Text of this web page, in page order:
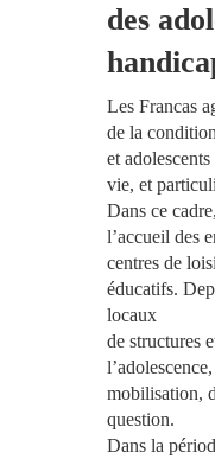
des
Les Francas
dela
et
vie, et
Dans ce
l’accueildes
centres de
éducatifs.
locaux
de structures
mobilisation,
question.
Dans la